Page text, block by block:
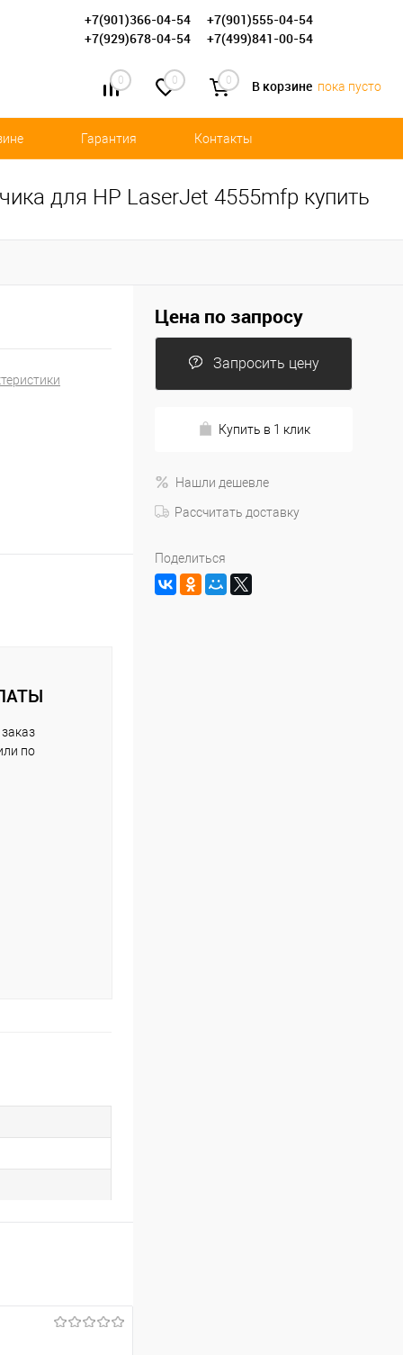
+7(901)366-04-54
+7(901)555-04-54
+7(929)678-04-54
+7(499)841-00-54
0 0 0 В корзине пока пусто
Гарантия Контакты
для HP LaserJet 4555mfp купить
по
Цена по запросу
Запросить цену
Купить в 1 клик
Нашли дешевле
Рассчитать доставку
Поделиться